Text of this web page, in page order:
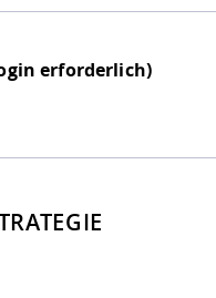
erforderlich)